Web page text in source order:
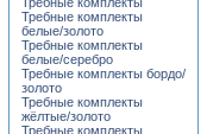
Требные комплекты
белые/золото
Требные комплекты
белые/серебро
Требные комплекты бордо/
золото
Требные комплекты
жёлтые/золото
Требные комплекты